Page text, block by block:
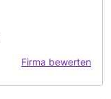
Firma bewerten